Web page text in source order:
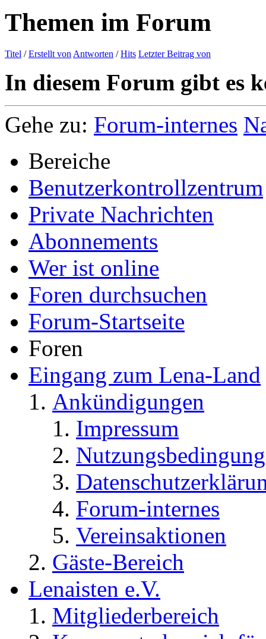
Themen im Forum
Titel /Erstellt von Antworten /Hits Letzter Beitrag von
In diesem Forum gibt es
Gehe zu: Forum-internes
Bereiche
Benutzerkontrollzentrum
Private Nachrichten
Abonnements
Wer ist online
Foren durchsuchen
Forum-Startseite
Foren
Eingang zum Lena-Land
Ankündigungen
Impressum
Forum-internes
Vereinsaktionen
Gäste-Bereich
Lenaisten e.V.
Mitgliederbereich